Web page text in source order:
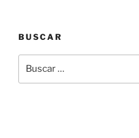
BUSCAR
por: